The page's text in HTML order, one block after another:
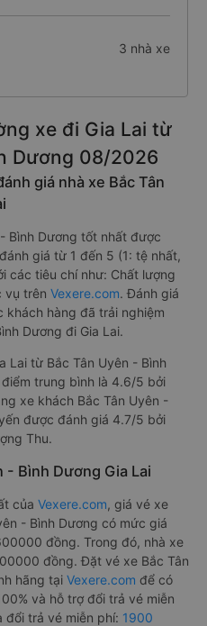
3 nhà xe
xe đi Gia Lai từ
Dương 08/2026
giá nhà xe Bắc Tân
Bình Dương tốt nhất được
giá từ 1 đến 5 (1: tệ nhất,
các tiêu chí như: Chất lượng
vụ trên Vexere.com. Đánh giá
hàng đã trải nghiệm
Dương đi Gia Lai.
Lai từ Bắc Tân Uyên - Bình
trung bình là 4.6/5 bởi
xe khách Bắc Tân Uyên -
được đánh giá 4.7/5 bởi
Thu.
- Bình Dương Gia Lai
của Vexere.com, giá vé xe
- Bình Dương có mức giá
đồng. Trong đó, nhà xe
đồng. Đặt vé xe Bắc Tân
hãng tại Vexere.com để có
và hỗ trợ đổi trả vé miễn
đổi trả vé miễn phí: 1900